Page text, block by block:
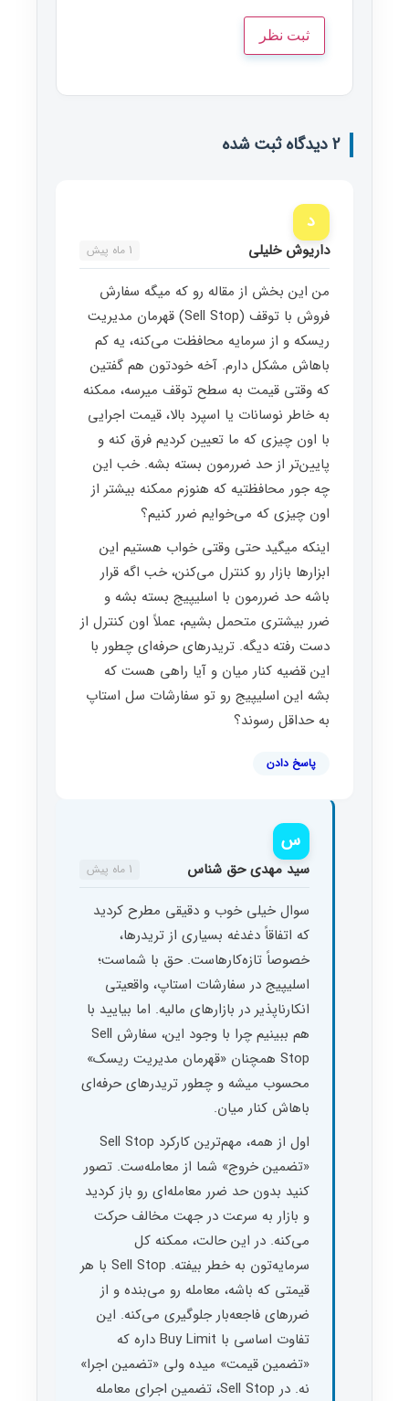
2 دیدگاه ثبت شده
د
داریوش خلیلی 1 ماه پیش
من این بخش از مقاله رو که میگه سفارش
فروش با توقف (Sell Stop) قهرمان مدیریت
ریسکه و از سرمایه محافظت می‌کنه، یه کم
باهاش مشکل دارم. آخه خودتون هم گفتین
که وقتی قیمت به سطح توقف میرسه، ممکنه
به خاطر نوسانات یا اسپرد بالا، قیمت اجرایی
با اون چیزی که ما تعیین کردیم فرق کنه و
پایین‌تر از حد ضررمون بسته بشه. خب این
چه جور محافظتیه که هنوزم ممکنه بیشتر از
اون چیزی که می‌خوایم ضرر کنیم؟
اینکه میگید حتی وقتی خواب هستیم این
ابزارها بازار رو کنترل می‌کنن، خب اگه قرار
باشه حد ضررمون با اسلیپیج بسته بشه و
ضرر بیشتری متحمل بشیم، عملاً اون کنترل از
دست رفته دیگه. تریدرهای حرفه‌ای چطور با
این قضیه کنار میان و آیا راهی هست که
بشه این اسلیپیج رو تو سفارشات سل استاپ
به حداقل رسوند؟
پاسخ دادن
س
سید مهدی حق شناس 1 ماه پیش
سوال خیلی خوب و دقیقی مطرح کردید
که اتفاقاً دغدغه بسیاری از تریدرها،
خصوصاً تازه‌کارهاست. حق با شماست؛
اسلیپیج در سفارشات استاپ، واقعیتی
انکارناپذیر در بازارهای مالیه. اما بیایید با
هم ببینیم چرا با وجود این، سفارش Sell
Stop همچنان «قهرمان مدیریت ریسک»
محسوب میشه و چطور تریدرهای حرفه‌ای
باهاش کنار میان.
اول از همه، مهم‌ترین کارکرد Sell Stop
«تضمین خروج» شما از معامله‌ست. تصور
کنید بدون حد ضرر معامله‌ای رو باز کردید
و بازار به سرعت در جهت مخالف حرکت
می‌کنه. در این حالت، ممکنه کل
سرمایه‌تون به خطر بیفته. Sell Stop با هر
قیمتی که باشه، معامله رو می‌بنده و از
ضررهای فاجعه‌بار جلوگیری می‌کنه. این
تفاوت اساسی با Buy Limit داره که
«تضمین قیمت» میده ولی «تضمین اجرا»
نه. در Sell Stop، تضمین اجرای معامله